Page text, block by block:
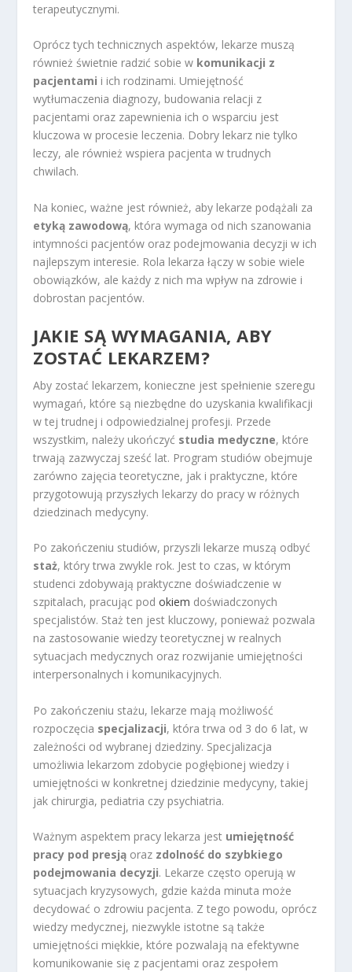
terapeutycznymi.
Oprócz tych technicznych aspektów, lekarze muszą
również świetnie radzić sobie w komunikacji z
pacjentami i ich rodzinami. Umiejętność
wytłumaczenia diagnozy, budowania relacji z
pacjentami oraz zapewnienia ich o wsparciu jest
kluczowa w procesie leczenia. Dobry lekarz nie tylko
leczy, ale również wspiera pacjenta w trudnych
chwilach.
Na koniec, ważne jest również, aby lekarze podążali za
etyką zawodową, która wymaga od nich szanowania
intymności pacjentów oraz podejmowania decyzji w ich
najlepszym interesie. Rola lekarza łączy w sobie wiele
obowiązków, ale każdy z nich ma wpływ na zdrowie i
dobrostan pacjentów.
JAKIE SĄ WYMAGANIA, ABY
ZOSTAĆ LEKARZEM?
Aby zostać lekarzem, konieczne jest spełnienie szeregu
wymagań, które są niezbędne do uzyskania kwalifikacji
w tej trudnej i odpowiedzialnej profesji. Przede
wszystkim, należy ukończyć studia medyczne, które
trwają zazwyczaj sześć lat. Program studiów obejmuje
zarówno zajęcia teoretyczne, jak i praktyczne, które
przygotowują przyszłych lekarzy do pracy w różnych
dziedzinach medycyny.
Po zakończeniu studiów, przyszli lekarze muszą odbyć
staż, który trwa zwykle rok. Jest to czas, w którym
studenci zdobywają praktyczne doświadczenie w
szpitalach, pracując podokiem doświadczonych
specjalistów. Staż ten jest kluczowy, ponieważ pozwala
na zastosowanie wiedzy teoretycznej w realnych
sytuacjach medycznych oraz rozwijanie umiejętności
interpersonalnych i komunikacyjnych.
Po zakończeniu stażu, lekarze mają możliwość
rozpoczęcia specjalizacji, która trwa od 3 do 6 lat, w
zależności od wybranej dziedziny. Specjalizacja
umożliwia lekarzom zdobycie pogłębionej wiedzy i
umiejętności w konkretnej dziedzinie medycyny, takiej
jak chirurgia, pediatria czy psychiatria.
Ważnym aspektem pracy lekarza jest umiejętność
pracy pod presją oraz zdolność do szybkiego
podejmowania decyzji. Lekarze często operują w
sytuacjach kryzysowych, gdzie każda minuta może
decydować o zdrowiu pacjenta. Z tego powodu, oprócz
wiedzy medycznej, niezwykle istotne są także
umiejętności miękkie, które pozwalają na efektywne
komunikowanie się z pacjentami oraz zespołem